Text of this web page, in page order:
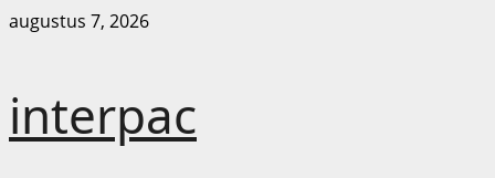
Ga
inhoud
augustus 7, 2026
interpac